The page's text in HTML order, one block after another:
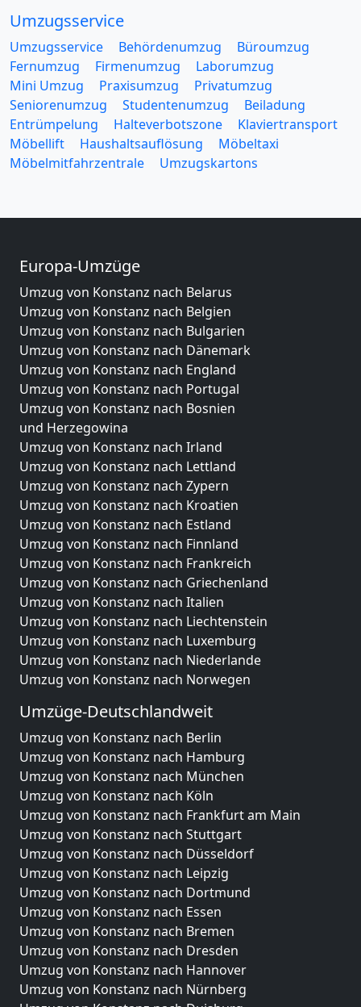
Umzugsservice
Umzugsservice Behördenumzug
Büroumzug
Fernumzug
Firmenumzug
Laborumzug
Mini Umzug
Praxisumzug
Privatumzug
Seniorenumzug
Studentenumzug
Beiladung
Entrümpelung
Halteverbotszone
Klaviertransport
Möbellift
Haushaltsauflösung
Möbeltaxi
Möbelmitfahrzentrale
Umzugskartons
Europa-Umzüge
Umzug von Konstanz nach Belarus
Umzug von Konstanz nach Belgien
Umzug von Konstanz nach Bulgarien
Umzug von Konstanz nach Dänemark
Umzug von Konstanz nach England
Umzug von Konstanz nach Portugal
Umzug von Konstanz nach Bosnien
und Herzegowina
Umzug von Konstanz nach Irland
Umzug von Konstanz nach Lettland
Umzug von Konstanz nach Zypern
Umzug von Konstanz nach Kroatien
Umzug von Konstanz nach Estland
Umzug von Konstanz nach Finnland
Umzug von Konstanz nach Frankreich
Umzug von Konstanz nach Griechenland
Umzug von Konstanz nach Italien
Umzug von Konstanz nach Liechtenstein
Umzug von Konstanz nach Luxemburg
Umzug von Konstanz nach Niederlande
Umzug von Konstanz nach Norwegen
Umzüge-Deutschlandweit
Umzug von Konstanz nach Berlin
Umzug von Konstanz nach Hamburg
Umzug von Konstanz nach München
Umzug von Konstanz nach Köln
Umzug von Konstanz nach Frankfurt am Main
Umzug von Konstanz nach Stuttgart
Umzug von Konstanz nach Düsseldorf
Umzug von Konstanz nach Leipzig
Umzug von Konstanz nach Dortmund
Umzug von Konstanz nach Essen
Umzug von Konstanz nach Bremen
Umzug von Konstanz nach Dresden
Umzug von Konstanz nach Hannover
Umzug von Konstanz nach Nürnberg